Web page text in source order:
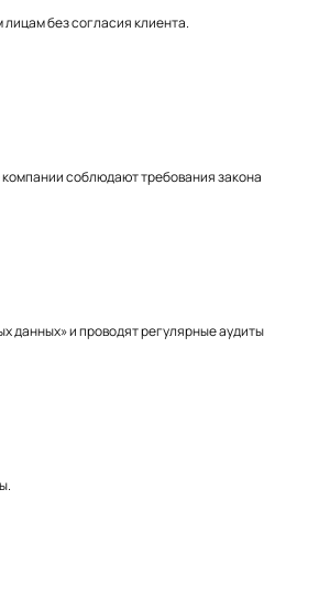
без согласия клиента.
соблюдают требования закона
данных» и проводят регулярные аудиты